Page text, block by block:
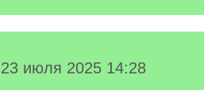
23 июля 2025 14:28